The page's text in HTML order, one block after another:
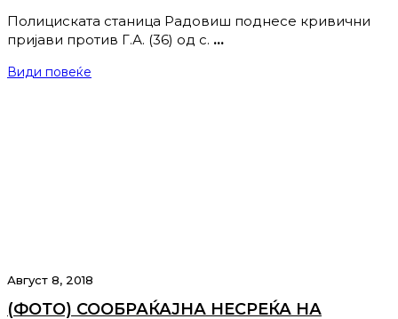
Полициската станица Радовиш поднесе кривични
пријави против Г.А. (36) од с. …
Види повеќе
Август 8, 2018
(ФОТО) СООБРАЌАЈНА НЕСРЕЌА НА